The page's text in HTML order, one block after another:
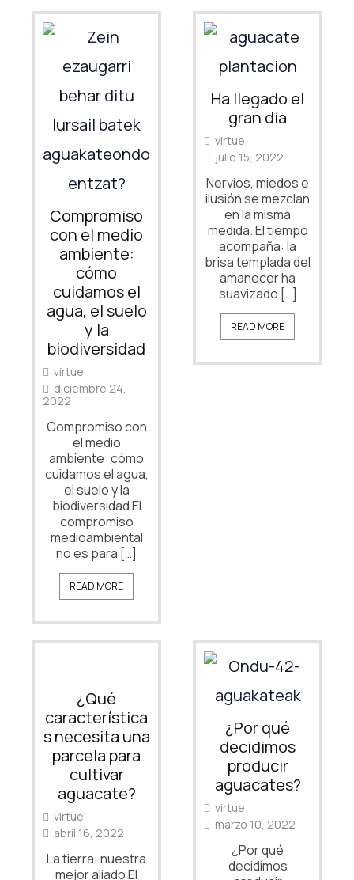
Compromiso
con el medio
ambiente:
cómo
cuidamos el
agua, el suelo
y la
biodiversidad
virtue
diciembre 24,
2022
Compromiso con
el medio
ambiente: cómo
cuidamos el agua,
el suelo y la
biodiversidad El
compromiso
medioambiental
no es para […]
READ MORE
Ha llegado el
gran día
virtue
julio 15, 2022
Nervios, miedos e
ilusión se mezclan
en la misma
medida. El tiempo
acompaña: la
brisa templada del
amanecer ha
suavizado […]
READ MORE
¿Qué
característica
s necesita una
parcela para
cultivar
aguacate?
virtue
abril 16, 2022
La tierra: nuestra
mejor aliado El
¿Por qué
decidimos
producir
aguacates?
virtue
marzo 10, 2022
¿Por qué
decidimos